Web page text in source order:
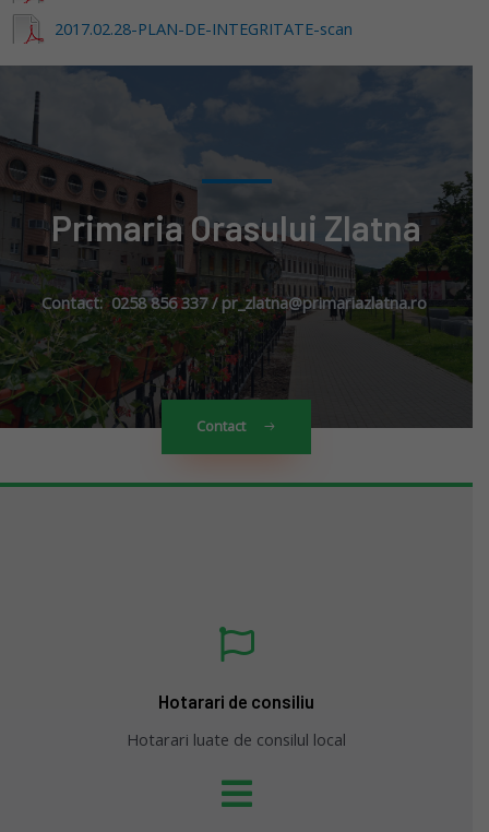
2017.02.28-PLAN-DE-INTEGRITATE-scan
Primaria Orasului Zlatna
Contact: 0258 856 337 / pr_zlatna@primariazlatna.ro
Contact
Hotarari de consiliu
Hotarari luate de consilul local